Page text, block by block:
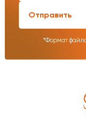
Отправить
*Формат